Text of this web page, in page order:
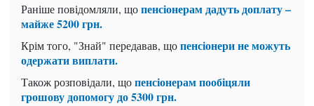
Раніше повідомляли, щопенсіонерам дадуть доплату –
майже 5200 грн.
Крім того, "Знай" передавав, щопенсіонери не можуть
одержати виплати.
Також розповідали, щопенсіонерам пообіцяли
грошову допомогу до 5300 грн.